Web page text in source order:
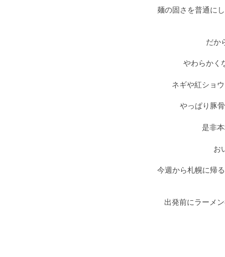
麺の固さを普通に
だか
やわらかく
ネギや紅ショ
やっぱり豚
是非
お
今週から札幌に帰
出発前にラーメ